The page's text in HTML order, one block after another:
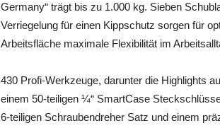
Germany“ trägt bis zu 1.000 kg. Sieben
Verriegelung für einen Kippschutz sorgen für
Arbeitsfläche maximale Flexibilität im
430 Profi-Werkzeuge, darunter die Highlights
einem 50-teiligen ¼“ SmartCase
6-teiligen Schraubendreher Satz und einem